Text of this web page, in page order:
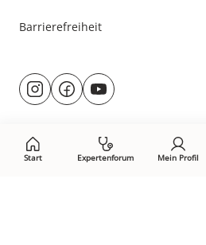
Start Expertenforum Mein Profil
Barrierefreiheit
Besuche
uns@rund.ums.baby
facebook.com/
youtube.com/